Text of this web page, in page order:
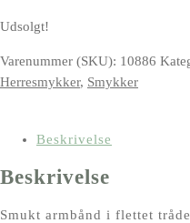
Udsolgt!
Varenummer (SKU): 10886
Herresmykker, Smykker
Beskrivelse
Beskrivelse
Smukt armbånd i flettet